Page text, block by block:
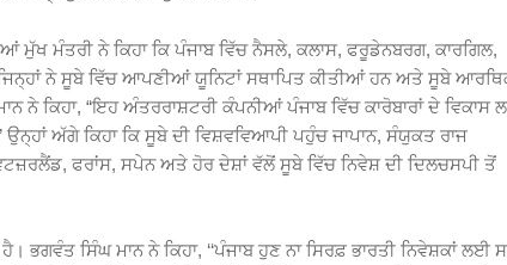
ਮੁੱਖ ਮੰਤਰੀ ਨੇ ਕਿਹਾ ਕਿ ਪੰਜਾਬ ਵਿੱਚ ਨੈਸਲੇ, ਕਲਾਸ, ਫਰੂਡੇਨਬਰਗ, ਕਾਰਗਿਲ,
ਨੇ ਸੂਬੇ ਵਿੱਚ ਆਪਣੀਆਂ ਯੂਨਿਟਾਂ ਸਥਾਪਿਤ ਕੀਤੀਆਂ ਹਨ ਅਤੇ ਸੂਬੇ
ਨੇ ਕਿਹਾ, “ਇਹ ਅੰਤਰਰਾਸ਼ਟਰੀ ਕੰਪਨੀਆਂ ਪੰਜਾਬ ਵਿੱਚ ਕਾਰੋਬਾਰਾਂ ਦੇ ਵਿਕਾਸ
ਅੱਗੇ ਕਿਹਾ ਕਿ ਸੂਬੇ ਦੀ ਵਿਸ਼ਵਵਿਆਪੀ ਪਹੁੰਚ ਜਾਪਾਨ, ਸੰਯੁਕਤ ਰਾਜ
ਫਰਾਂਸ, ਸਪੇਨ ਅਤੇ ਹੋਰ ਦੇਸ਼ਾਂ ਵੱਲੋਂ ਸੂਬੇ ਵਿੱਚ ਨਿਵੇਸ਼ ਦੀ ਦਿਲਚਸਪੀ ਤੋਂ
ਭਗਵੰਤ ਸਿੰਘ ਮਾਨ ਨੇ ਕਿਹਾ, ‘‘ਪੰਜਾਬ ਹੁਣ ਨਾ ਸਿਰਫ਼ ਭਾਰਤੀ ਨਿਵੇਸ਼ਕਾਂ ਲਈ